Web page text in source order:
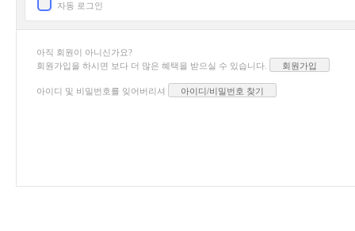
자동 로그인
아직 회원이 아니신가요?
회원가입을 하시면 보다 더 많은 혜택을 받으실 수 있습니다.
회원가입
아이디 및 비밀번호를 잊어버리셔 아이디/비밀번호 찾기